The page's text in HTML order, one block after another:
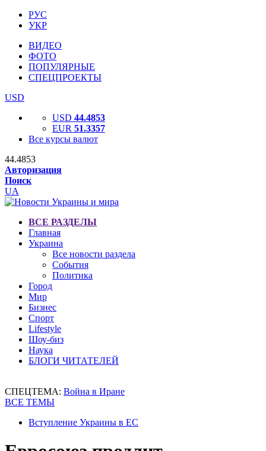
РУС
УКР
ВИДЕО
ФОТО
ПОПУЛЯРНЫЕ
СПЕЦПРОЕКТЫ
USD
USD 44.4853
EUR 51.3357
Все курсы валют
44.4853
Авторизация
Поиск
UA
ВСЕ РАЗДЕЛЫ
Главная
Украина
Все новости раздела
События
Политика
Город
Мир
Бизнес
Спорт
Lifestyle
Шоу-биз
Наука
БЛОГИ ЧИТАТЕЛЕЙ
СПЕЦТЕМА: Война в Иране
ВСЕ ТЕМЫ
Вступление Украины в ЕС